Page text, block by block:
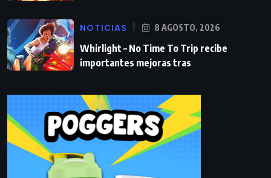
NOTICIAS 8 AGOSTO, 2026
Whirlight – No Time To Trip recibe
importantes mejoras tras